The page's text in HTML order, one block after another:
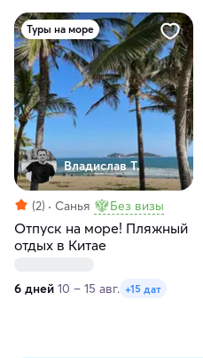
Туры на море
Владислав Т.
(2) Санья Без визы
Отпуск на море! Пляжный
отдых в Китае
6 дней 10 – 15 авг. +15 дат